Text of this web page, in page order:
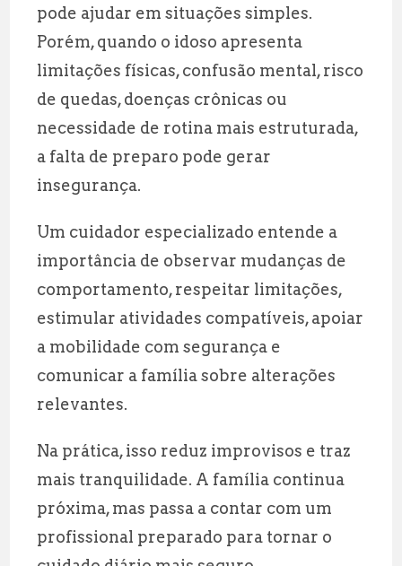
pode ajudar em situações simples.
Porém, quando o idoso apresenta
limitações físicas, confusão mental, risco
de quedas, doenças crônicas ou
necessidade de rotina mais estruturada,
a falta de preparo pode gerar
insegurança.
Um cuidador especializado entende a
importância de observar mudanças de
comportamento, respeitar limitações,
estimular atividades compatíveis, apoiar
a mobilidade com segurança e
comunicar a família sobre alterações
relevantes.
Na prática, isso reduz improvisos e traz
mais tranquilidade. A família continua
próxima, mas passa a contar com um
profissional preparado para tornar o